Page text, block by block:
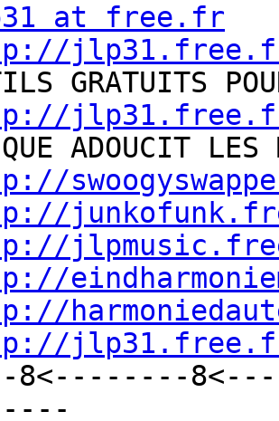
at free.fr
GRATUITS
ADOUCIT LES